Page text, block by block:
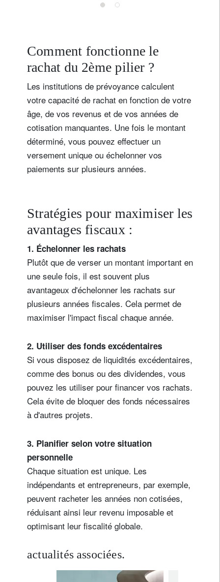
Comment fonctionne le
rachat du 2ème pilier ?
Les institutions de prévoyance calculent
votre capacité de rachat en fonction de votre
âge, de vos revenus et de vos années de
cotisation manquantes. Une fois le montant
déterminé, vous pouvez effectuer un
versement unique ou échelonner vos
paiements sur plusieurs années.
Stratégies pour maximiser les
avantages fiscaux :
1. Échelonner les rachats
Plutôt que de verser un montant important en
une seule fois, il est souvent plus
avantageux d'échelonner les rachats sur
plusieurs années fiscales. Cela permet de
maximiser l'impact fiscal chaque année.
2. Utiliser des fonds excédentaires
Si vous disposez de liquidités excédentaires,
comme des bonus ou des dividendes, vous
pouvez les utiliser pour financer vos rachats.
Cela évite de bloquer des fonds nécessaires
à d'autres projets.
3. Planifier selon votre situation
personnelle
Chaque situation est unique. Les
indépendants et entrepreneurs, par exemple,
peuvent racheter les années non cotisées,
réduisant ainsi leur revenu imposable et
optimisant leur fiscalité globale.
actualités associées.